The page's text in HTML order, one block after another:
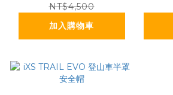
NT$4,500
加入購物車